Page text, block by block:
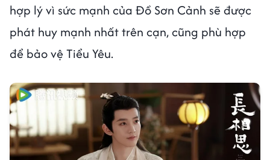
hợp lý vì sức mạnh của Đồ Sơn Cảnh sẽ được
phát huy mạnh nhất trên cạn, cũng phù hợp
để bảo vệ Tiểu Yêu.